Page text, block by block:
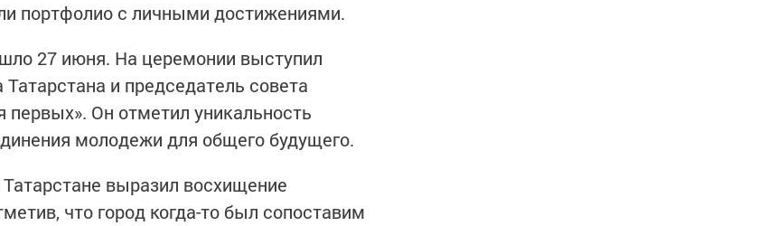
портфолио с личными достижениями.
27 июня. На церемонии выступил
и председатель совета
первых». Он отметил уникальность
молодежи для общего будущего.
выразил восхищение
что город когда-то был сопоставим